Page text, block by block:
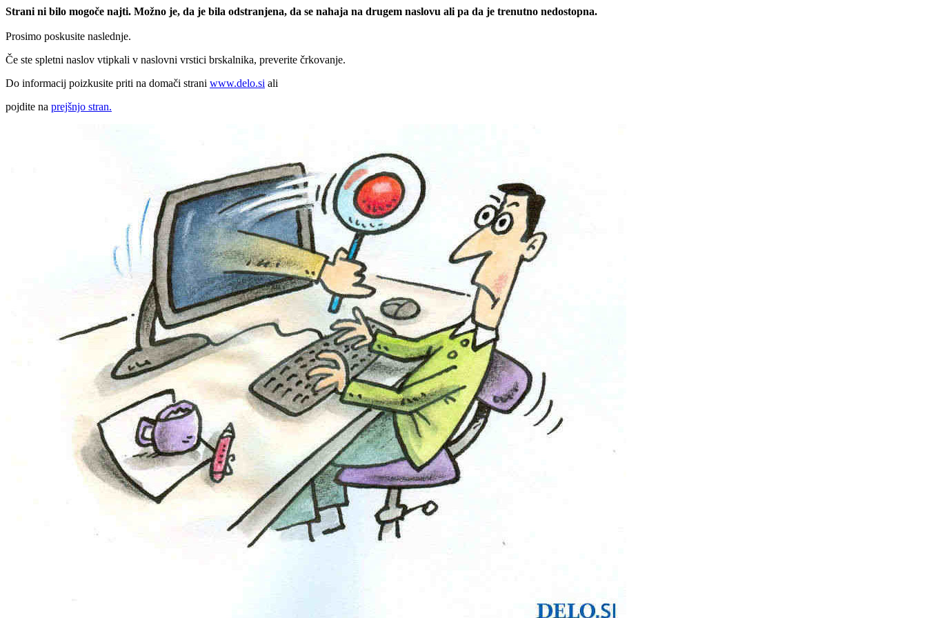
Strani ni bilo mogoče najti. Možno je, da je bila odstranjena, da se nahaja na drugem naslovu ali pa da je trenutno nedostopna.
Prosimo poskusite naslednje.
Če ste spletni naslov vtipkali v naslovni vrstici brskalnika, preverite črkovanje.
Do informacij poizkusite priti na domači strani www.delo.si ali
pojdite na prejšnjo stran.